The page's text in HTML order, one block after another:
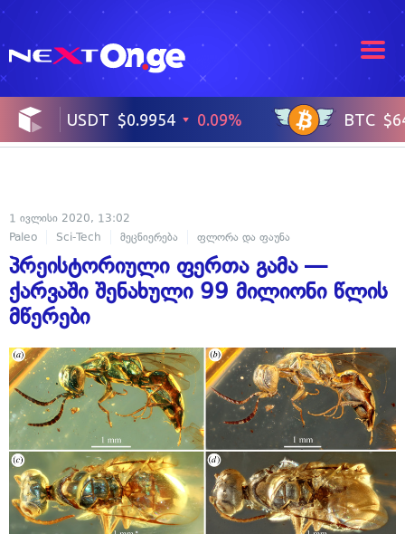
1 ივლისი 2020, 13:02
Paleo
Sci-Tech მეცნიერება ფლორა და ფაუნა
პრეისტორიული ფერთა გამა —
ქარვაში შენახული 99 მილიონი წლის
მწერები